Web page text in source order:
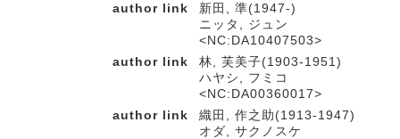
author link
新田, 準(1947-)
ニッタ, ジュン
<NC:DA10407503>
author link
林, 芙美子(1903-1951)
ハヤシ, フミコ
<NC:DA00360017>
author link
織田, 作之助(1913-1947)
オダ, サクノスケ